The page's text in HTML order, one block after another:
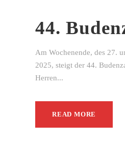
44.
Am Wochenende, des 27.
2025, steigt der 44.
Herren...
READ MORE